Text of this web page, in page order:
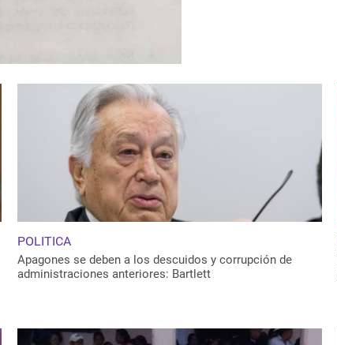
POLITICA
Apagones se deben a los descuidos y corrupción de
administraciones anteriores: Bartlett